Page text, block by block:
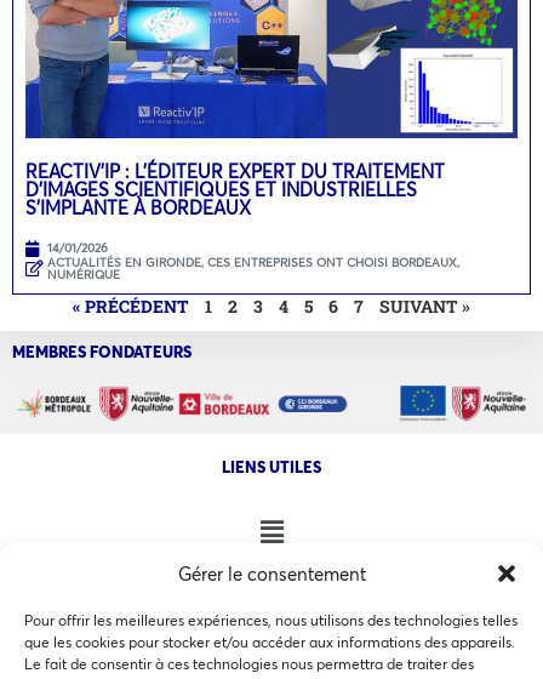
Gérer le consentement
Pour offrir les meilleures expériences, nous utilisons des technologies telles
que les cookies pour stocker et/ou accéder aux informations des appareils.
Le fait de consentir à ces technologies nous permettra de traiter des
REACTIV’IP : L’ÉDITEUR EXPERT DU TRAITEMENT
D’IMAGES SCIENTIFIQUES ET INDUSTRIELLES
S’IMPLANTE À BORDEAUX
14/01/2026
ACTUALITÉS EN GIRONDE, CES ENTREPRISES ONT CHOISI BORDEAUX,
NUMÉRIQUE
« PRÉCÉDENT 1 2 3 4 5 6 7 SUIVANT »
MEMBRES FONDATEURS
LIENS UTILES
NOS AUTRES SITES